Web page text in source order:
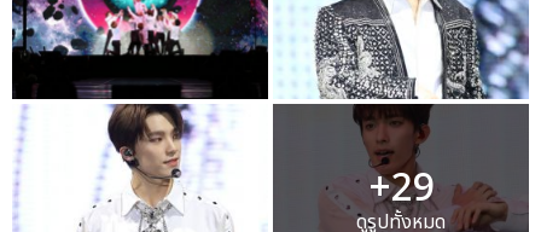
+29
ดูรูปทั้งหมด